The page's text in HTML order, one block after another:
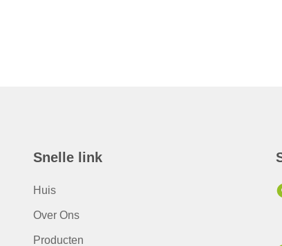
Snelle link
Huis
Over Ons
Producten